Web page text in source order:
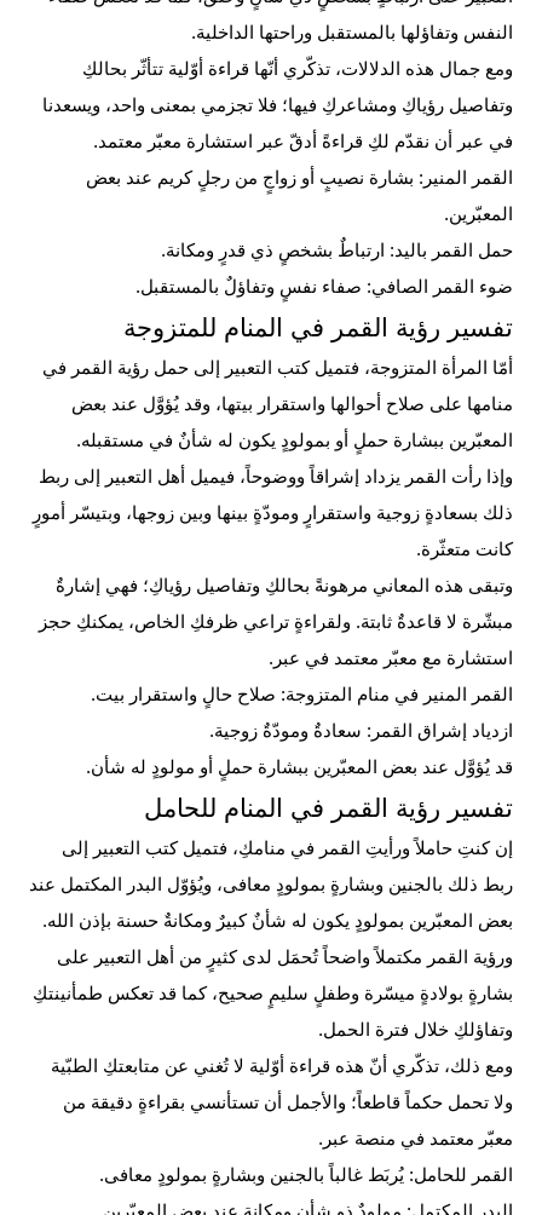
النفس وتفاؤلها بالمستقبل وراحتها الداخلية.
ومع جمال هذه الدلالات، تذكّري أنّها قراءة أوّلية تتأثّر بحالكِ
وتفاصيل رؤياكِ ومشاعركِ فيها؛ فلا تجزمي بمعنى واحد، ويسعدنا
في عبر أن نقدّم لكِ قراءةً أدقّ عبر استشارة معبّر معتمد.
القمر المنير: بشارة نصيبٍ أو زواجٍ من رجلٍ كريم عند بعض
المعبّرين.
حمل القمر باليد: ارتباطٌ بشخصٍ ذي قدرٍ ومكانة.
ضوء القمر الصافي: صفاء نفسٍ وتفاؤلٌ بالمستقبل.
تفسير رؤية القمر في المنام للمتزوجة
أمّا المرأة المتزوجة، فتميل كتب التعبير إلى حمل رؤية القمر في
منامها على صلاح أحوالها واستقرار بيتها، وقد يُؤوَّل عند بعض
المعبّرين ببشارة حملٍ أو بمولودٍ يكون له شأنٌ في مستقبله.
وإذا رأت القمر يزداد إشراقاً ووضوحاً، فيميل أهل التعبير إلى ربط
ذلك بسعادةٍ زوجية واستقرارٍ ومودّةٍ بينها وبين زوجها، وبتيسّر أمورٍ
كانت متعثّرة.
وتبقى هذه المعاني مرهونةً بحالكِ وتفاصيل رؤياكِ؛ فهي إشارةٌ
مبشّرة لا قاعدةٌ ثابتة. ولقراءةٍ تراعي ظرفكِ الخاص، يمكنكِ حجز
استشارة مع معبّر معتمد في عبر.
القمر المنير في منام المتزوجة: صلاح حالٍ واستقرار بيت.
ازدياد إشراق القمر: سعادةٌ ومودّةٌ زوجية.
قد يُؤوَّل عند بعض المعبّرين ببشارة حملٍ أو مولودٍ له شأن.
تفسير رؤية القمر في المنام للحامل
إن كنتِ حاملاً ورأيتِ القمر في منامكِ، فتميل كتب التعبير إلى
ربط ذلك بالجنين وبشارةٍ بمولودٍ معافى، ويُؤوّل البدر المكتمل عند
بعض المعبّرين بمولودٍ يكون له شأنٌ كبيرٌ ومكانةٌ حسنة بإذن الله.
ورؤية القمر مكتملاً واضحاً تُحمَل لدى كثيرٍ من أهل التعبير على
بشارةٍ بولادةٍ ميسّرة وطفلٍ سليمٍ صحيح، كما قد تعكس طمأنينتكِ
وتفاؤلكِ خلال فترة
الحمل.
ومع ذلك، تذكّري أنّ هذه قراءة أوّلية لا تُغني عن متابعتكِ الطبّية
ولا تحمل حكماً قاطعاً؛ والأجمل أن تستأنسي بقراءةٍ دقيقة من
معبّر معتمد في منصة عبر.
القمر للحامل: يُربَط غالباً بالجنين وبشارةٍ بمولودٍ معافى.